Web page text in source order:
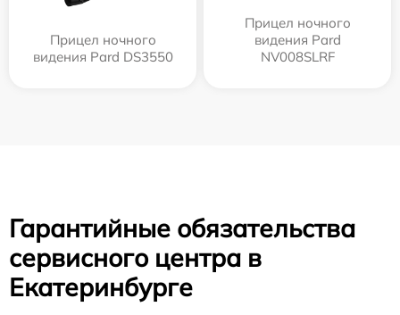
Прицел ночного
видения Pard DS3550
Прицел ночного
видения Pard
NV008SLRF
Гарантийные обязательства
сервисного центра в
Екатеринбурге